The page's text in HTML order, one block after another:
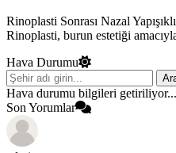
Rinoplasti Sonrası Nazal
Rinoplasti, burun estetiği
Hava Durumu
Hava durumu bilgileri getiriliyor...
Son Yorumlar